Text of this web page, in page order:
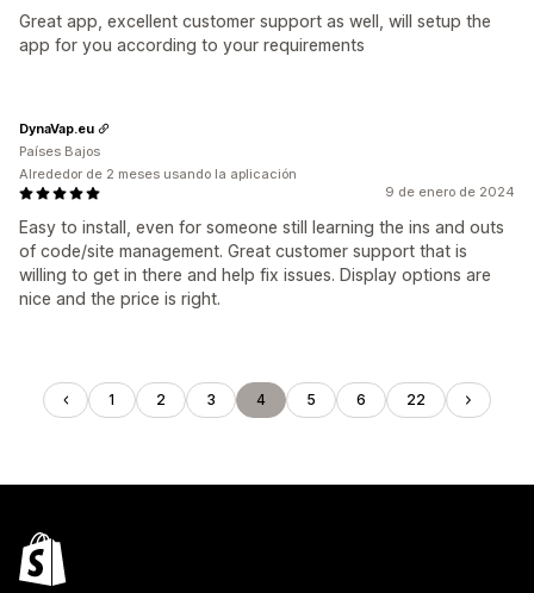
Great app, excellent customer support as well, will setup the
app for you according to your requirements
9 de enero de 2024
Easy to install, even for someone still learning the ins and outs
of code/site management. Great customer support that is
willing to get in there and help fix issues. Display options are
nice and the price is right.
DynaVap.eu
Países Bajos
Alrededor de 2 meses usando la aplicación
1 2 3 4 5 6 22